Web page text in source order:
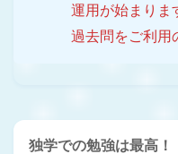
運用が始まりま
過去問をご利用
独学での勉強は最高！